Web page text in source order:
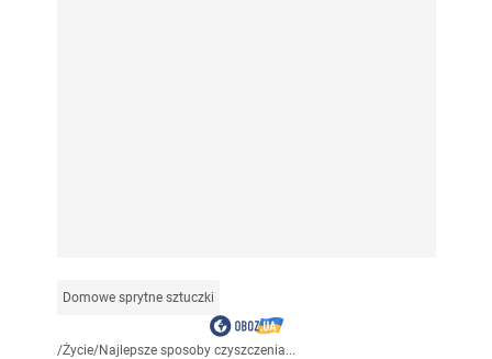
Domowe sprytne sztuczki
/Życie/Najlepsze sposoby czyszczenia...